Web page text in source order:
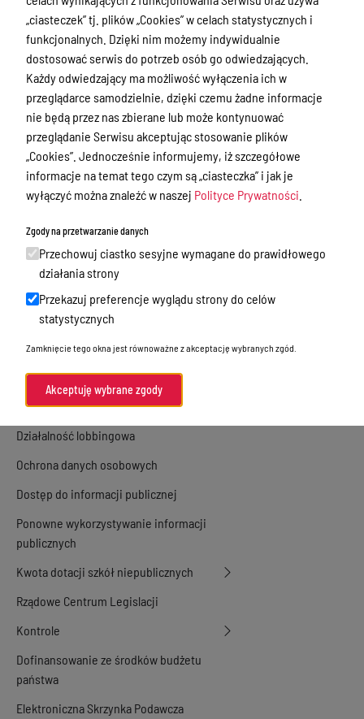
Nieodpłatna Pomoc Prawna
Akty Prawne
Rejestry, ewidencje i archiwa
Budżet
Organizacja działania samorządu
powiatowego
Organy Powiatu
Oświadczenia majątkowe
Porozumienia i umowy
Zamierzenia i programy
Powiatowy Rzecznik Konsumentów
Biuro Rzeczy Znalezionych
Mienie Powiatu Ostródzkiego
Konsultacje społeczne
Petycje
Działalność lobbingowa
Ochrona danych osobowych
Dostęp do informacji publicznej
Ponowne wykorzystywanie informacji
publicznych
Kwota dotacji szkół niepublicznych
Rządowe Centrum Legislacji
Kontrole
Dofinansowanie ze środków budżetu
państwa
Elektroniczna Skrzynka Podawcza
„ciasteczek” tj. plików „Cookies” w celach statystycznych i
funkcjonalnych. Dzięki nim możemy indywidualnie
dostosować serwis do potrzeb osób go odwiedzających.
Każdy odwiedzający ma możliwość wyłączenia ich w
przeglądarce samodzielnie, dzięki czemu żadne informacje
nie będą przez nas zbierane lub może kontynuować
przeglądanie Serwisu akceptując stosowanie plików
„Cookies”. Jednocześnie informujemy, iż szczegółowe
informacje na temat tego czym są „ciasteczka” i jak je
wyłączyć można znaleźć w naszej Polityce Prywatności
Zgody na przetwarzanie danych
Przechowuj ciastko sesyjne wymagane do prawidłowego
działania strony
Przekazuj preferencje wyglądu strony do celów
statystycznych
Zamknięcie tego okna jest równoważne z akceptację wybranych zgód.
Akceptuję wybrane zgody